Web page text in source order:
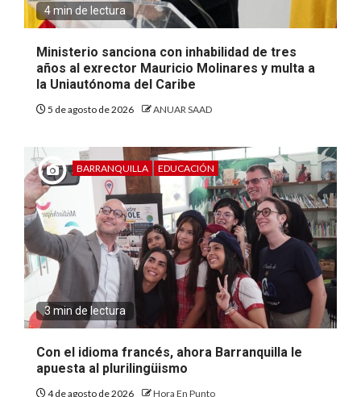
4 min de lectura
Ministerio sanciona con inhabilidad de tres
años al exrector Mauricio Molinares y multa a
la Uniautónoma del Caribe
5 de agosto de 2026 ANUAR SAAD
BARRANQUILLA EDUCACIÓN
3 min de lectura
Con el idioma francés, ahora Barranquilla le
apuesta al plurilingüismo
4 de agosto de 2026 Hora En Punto